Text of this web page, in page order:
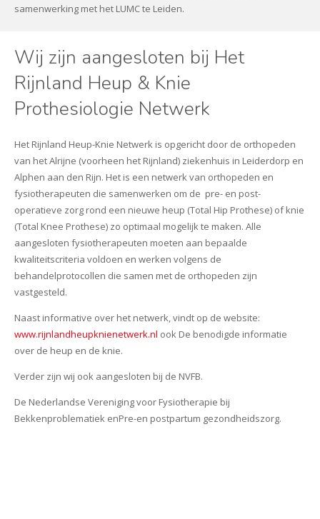
samenwerking met het LUMC te Leiden.
Wij zijn aangesloten bij Het
Rijnland Heup & Knie
Prothesiologie Netwerk
Het Rijnland Heup-Knie Netwerk is opgericht door de orthopeden
van het Alrijne (voorheen het Rijnland) ziekenhuis in Leiderdorp en
Alphen aan den Rijn. Het is een netwerk van orthopeden en
fysiotherapeuten die samenwerken om de pre- en post-
operatieve zorg rond een nieuwe heup (Total Hip Prothese) of knie
(Total Knee Prothese) zo optimaal mogelijk te maken. Alle
aangesloten fysiotherapeuten moeten aan bepaalde
kwaliteitscriteria voldoen en werken volgens de
behandelprotocollen die samen met de orthopeden zijn
vastgesteld.
Naast informative over het netwerk, vindt op de website:
www.rijnlandheupknienetwerk.nl ook De benodigde informatie
over de heup en de knie.
Verder zijn wij ook aangesloten bij de NVFB.
De Nederlandse Vereniging voor Fysiotherapie bij
Bekkenproblematiek enPre-en postpartum gezondheidszorg.